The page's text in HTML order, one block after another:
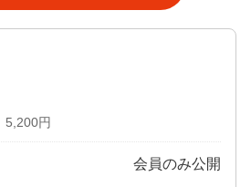
5,200円
会員のみ公開